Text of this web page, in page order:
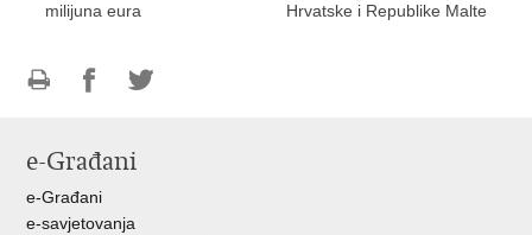
milijuna eura
Hrvatske i Republike Malte
FacebookuTwitteru
e-Građani
e-Građani
e-savjetovanja